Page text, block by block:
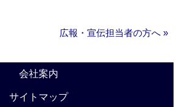
広報・宣伝担当者の方へ »
会社案内
サイトマップ